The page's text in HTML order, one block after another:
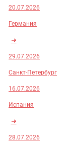
20.07.2026
Германия
➜
29.07.2026
Санкт-Петербург
16.07.2026
Испания
➜
28.07.2026